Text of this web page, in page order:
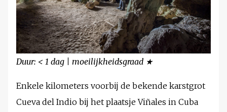
Duur: < 1 dag | moeilijkheidsgraad ★
Enkele kilometers voorbij de bekende karstgrot
Cueva del Indio bij het plaatsje Viñales in Cuba